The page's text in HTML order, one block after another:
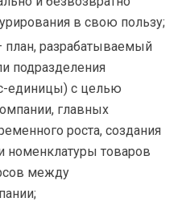
в свою пользу;
разрабатываемый
подразделения
единицы) с целью
главных
роста, создания
номенклатуры товаров
между